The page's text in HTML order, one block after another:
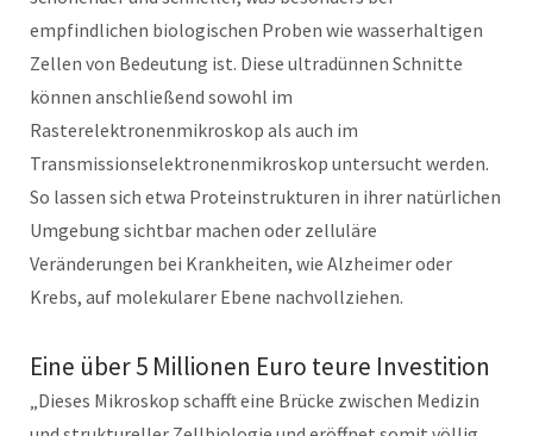
empfindlichen biologischen Proben wie wasserhaltigen
Zellen von Bedeutung ist. Diese ultradünnen Schnitte
können anschließend sowohl im
Rasterelektronenmikroskop als auch im
Transmissionselektronenmikroskop untersucht werden.
So lassen sich etwa Proteinstrukturen in ihrer natürlichen
Umgebung sichtbar machen oder zelluläre
Veränderungen bei Krankheiten, wie Alzheimer oder
Krebs, auf molekularer Ebene nachvollziehen.
Eine über 5 Millionen Euro teure Investition
„Dieses Mikroskop schafft eine Brücke zwischen Medizin